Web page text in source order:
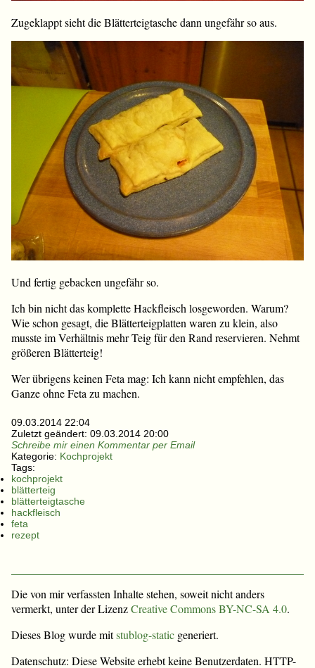
Zugeklappt sieht die Blätterteigtasche dann ungefähr so aus.
Und fertig gebacken ungefähr so.
Ich bin nicht das komplette Hackfleisch losgeworden. Warum?
Wie schon gesagt, die Blätterteigplatten waren zu klein, also
musste im Verhältnis mehr Teig für den Rand reservieren. Nehmt
größeren Blätterteig!
Wer übrigens keinen Feta mag: Ich kann nicht empfehlen, das
Ganze ohne Feta zu machen.
09.03.2014 22:04
Zuletzt geändert: 09.03.2014 20:00
Schreibe mir einen Kommentar per Email
Kategorie: Kochprojekt
Tags:
kochprojekt
blätterteig
blätterteigtasche
hackfleisch
feta
rezept
Die von mir verfassten Inhalte stehen, soweit nicht anders
vermerkt, unter der LizenzCreative Commons BY-NC-SA 4.0.
Dieses Blog wurde mitstublog-static generiert.
Datenschutz: Diese Website erhebt keine Benutzerdaten. HTTP-